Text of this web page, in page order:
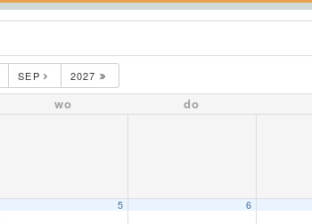
SEP 2027
wo do
5 6